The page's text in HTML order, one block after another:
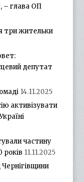
– глава ОП
три жительки
депутат
14.11.2025
активізувати
частину
років 11.11.2025